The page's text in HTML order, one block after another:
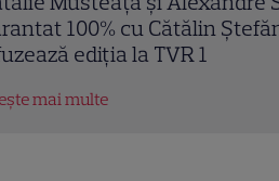
LIVE
mai multe